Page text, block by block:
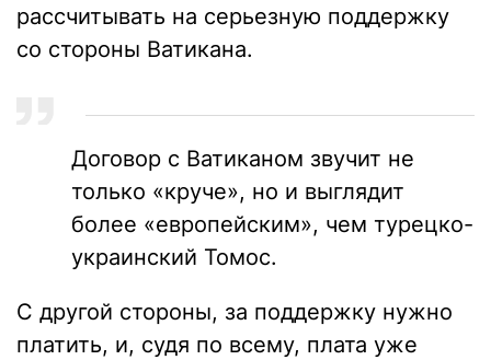
рассчитывать на серьезную поддержку
со стороны Ватикана.
Договор с Ватиканом звучит не
только «круче», но и выглядит
более «европейским», чем турецко-
украинский Томос.
С другой стороны, за поддержку нужно
платить, и, судя по всему, плата уже